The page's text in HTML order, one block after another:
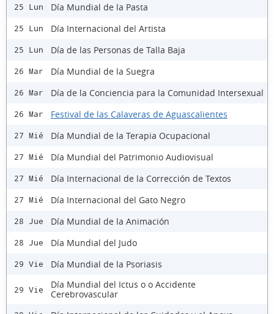
25 Lun Día Mundial de la Pasta
25 Lun Día Internacional del Artista
25 Lun Día de las Personas de Talla Baja
26 Mar Día Mundial de la Suegra
26 Mar Día de la Conciencia para la Comunidad Intersexual
26 Mar Festival de las Calaveras de Aguascalientes
27 Mié Día Mundial de la Terapia Ocupacional
27 Mié Día Mundial del Patrimonio Audiovisual
27 Mié Día Internacional de la Corrección de Textos
27 Mié Día Internacional del Gato Negro
28 Jue Día Mundial de la Animación
28 Jue Día Mundial del Judo
29 Vie Día Mundial de la Psoriasis
29 Vie
Día Mundial del Ictus o o Accidente
Cerebrovascular